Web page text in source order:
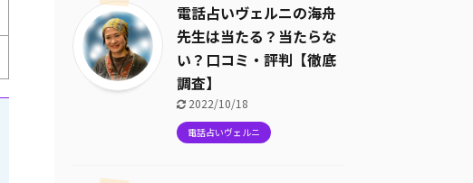
電話占いヴェルニの海舟
先生は当たる？当たらな
い？口コミ・評判【徹底
調査】
2022/10/18
電話占いヴェルニ